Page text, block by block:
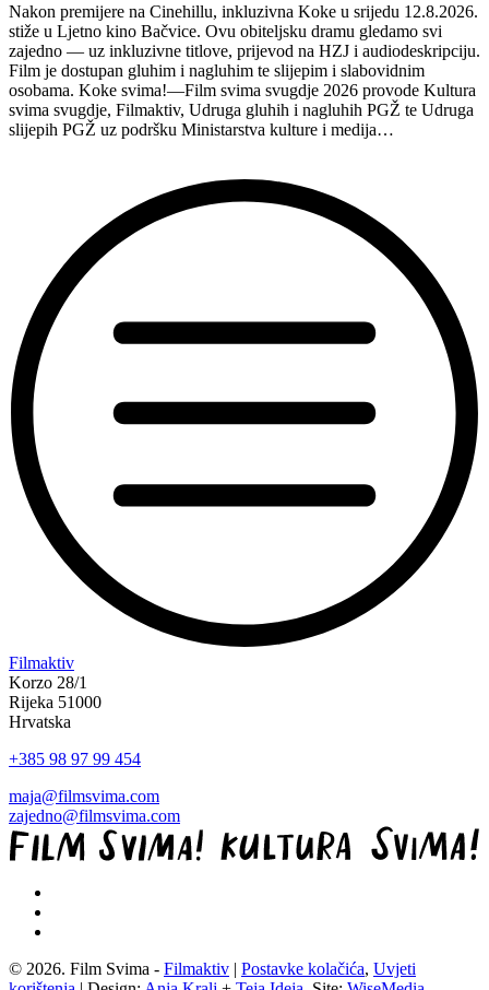
Hvaru”
Nakon premijere na Cinehillu, inkluzivna Koke u srijedu 12.8.2026.
stiže u Ljetno kino Bačvice. Ovu obiteljsku dramu gledamo svi
zajedno — uz inkluzivne titlove, prijevod na HZJ i audiodeskripciju.
Film je dostupan gluhim i nagluhim te slijepim i slabovidnim
osobama. Koke svima!—Film svima svugdje 2026 provode Kultura
svima svugdje, Filmaktiv, Udruga gluhih i nagluhih PGŽ te Udruga
slijepih PGŽ uz podršku Ministarstva kulture i medija…
“Koke
svima
—
inkluzivna
svima
Kino
Mediteran
projekcija
u
kinu
Bačvice”
Filmaktiv
Korzo 28/1
Rijeka 51000
Hrvatska
+385 98 97 99 454
maja@filmsvima.com
zajedno@filmsvima.com
© 2026. Film Svima - Filmaktiv | Postavke kolačića, Uvjeti